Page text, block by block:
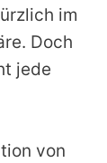
im
Doch
jede
von